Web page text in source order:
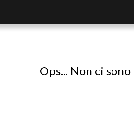
Ops... Non ci